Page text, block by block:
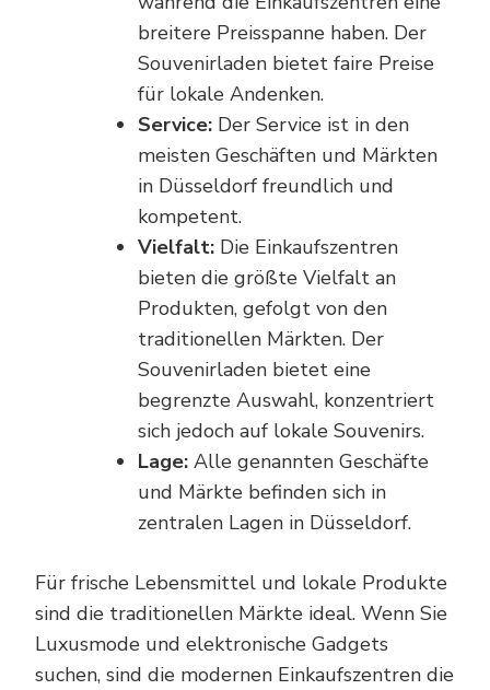
breitere Preisspanne haben. Der
Souvenirladen bietet faire Preise
für lokale Andenken.
Service: Der Service ist in den
meisten Geschäften und Märkten
in Düsseldorf freundlich und
kompetent.
Vielfalt: Die Einkaufszentren
bieten die größte Vielfalt an
Produkten, gefolgt von den
traditionellen Märkten. Der
Souvenirladen bietet eine
begrenzte Auswahl, konzentriert
sich jedoch auf lokale Souvenirs.
Lage: Alle genannten Geschäfte
und Märkte befinden sich in
zentralen Lagen in Düsseldorf.
Für frische Lebensmittel und lokale Produkte
sind die traditionellen Märkte ideal. Wenn Sie
Luxusmode und elektronische Gadgets
suchen, sind die modernen Einkaufszentren die